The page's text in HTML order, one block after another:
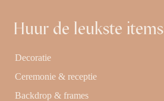
Huur de leukste items
Decoratie
Ceremonie & receptie
Backdrop & frames